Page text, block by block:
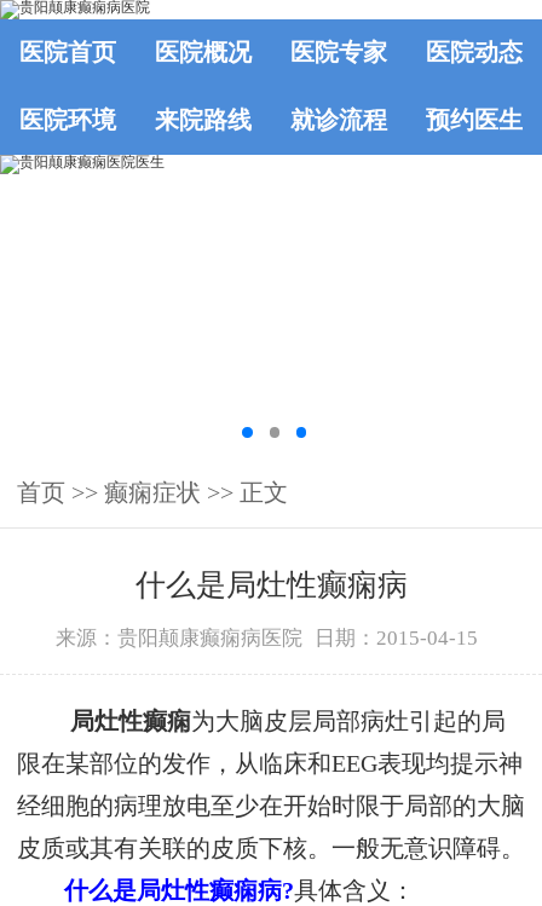
医院首页 医院概况 医院专家 医院动态
医院环境 来院路线 就诊流程 预约医生
首页 >> 癫痫症状 >> 正文
什么是局灶性癫痫病
来源：贵阳颠康癫痫病医院 日期：2015-04-15
局灶性癫痫为大脑皮层局部病灶引起的局
限在某部位的发作，从临床和EEG表现均提示神
经细胞的病理放电至少在开始时限于局部的大脑
皮质或其有关联的皮质下核。一般无意识障碍。
什么是局灶性癫痫病?具体含义：